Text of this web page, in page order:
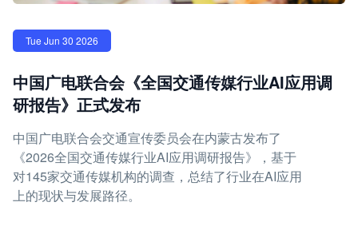
Tue Jun 30 2026
中国广电联合会《全国交通传媒行业AI应用调
研报告》正式发布
中国广电联合会交通宣传委员会在内蒙古发布了
《2026全国交通传媒行业AI应用调研报告》，基于
对145家交通传媒机构的调查，总结了行业在AI应用
上的现状与发展路径。